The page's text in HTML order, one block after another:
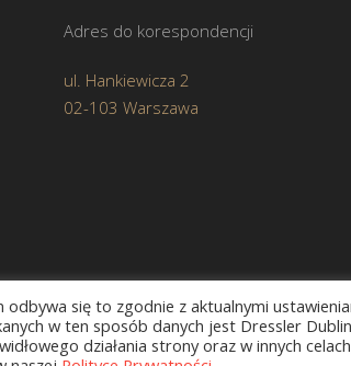
Adres do korespondencji
ul. Hankiewicza 2
02-103 Warszawa
się to zgodnie z aktualnymi
w ten sposób danych jest Dressler
działania strony oraz w innych